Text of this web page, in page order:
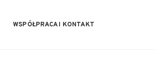
WSPÓŁPRACA I KONTAKT